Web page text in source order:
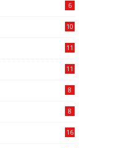
6
10
11
11
8
8
16